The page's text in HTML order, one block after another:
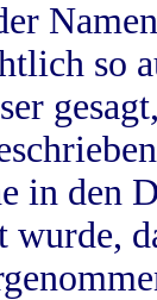
so
in
wurde,